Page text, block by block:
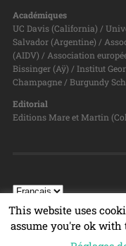
Académiques
UC Davis (California) /
Salvador (Argentine) /
(AIDV) / Association
Bissinger (Aÿ) / Institut
Champagne / Burgundy
Editorial
Editions Mare et Martin
This website uses
assume you're ok